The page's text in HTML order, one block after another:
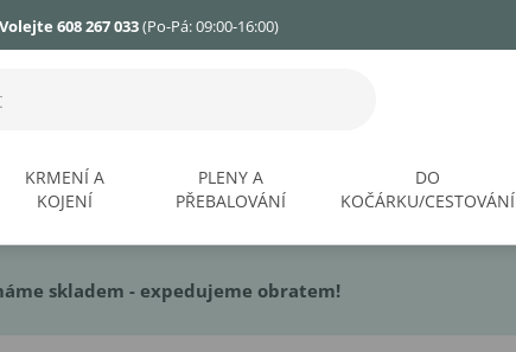
Volejte 608 267 033(Po-Pá: 09:00-16:00)
KRMENÍ A
KOJENÍ
PLENY A
PŘEBALOVÁNÍ
DO
KOČÁRKU/CESTOVÁNÍ
skladem - expedujeme obratem!